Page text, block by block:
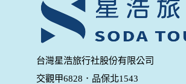
於一般瀏覽時，伺服器會自行記錄相關行徑
設備的 IP 位址、使用時間、使用的瀏覽器、
錄等，做為我們增進網站服務的參考依據，
用，決不對外公布。
為提供精確的服務，我們會將收集的問卷調
分析，分析結果之統計數據或說明文字呈現
外，我們會視需要公佈統計數據及說明文字
台灣星浩旅行社股份有限公司
交觀甲6828．品保北1543